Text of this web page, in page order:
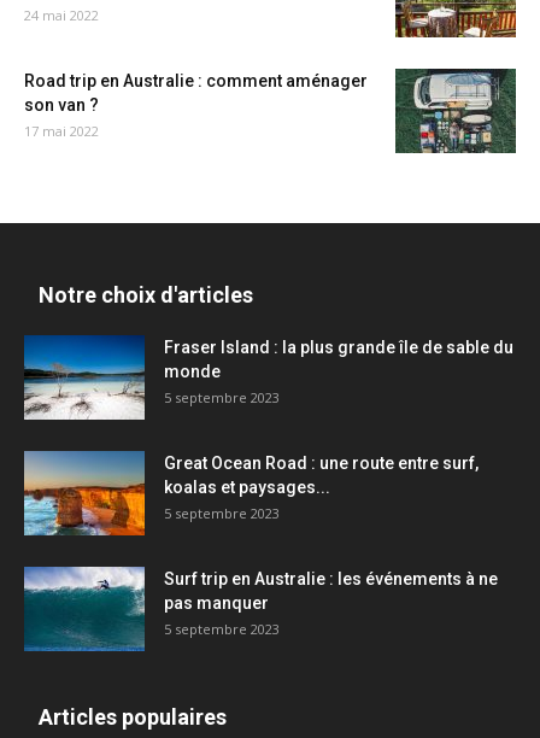
24 mai 2022
Road trip en Australie : comment aménager
son van ?
17 mai 2022
Notre choix d'articles
Fraser Island : la plus grande île de sable du
monde
5 septembre 2023
Great Ocean Road : une route entre surf,
koalas et paysages...
5 septembre 2023
Surf trip en Australie : les événements à ne
pas manquer
5 septembre 2023
Articles populaires